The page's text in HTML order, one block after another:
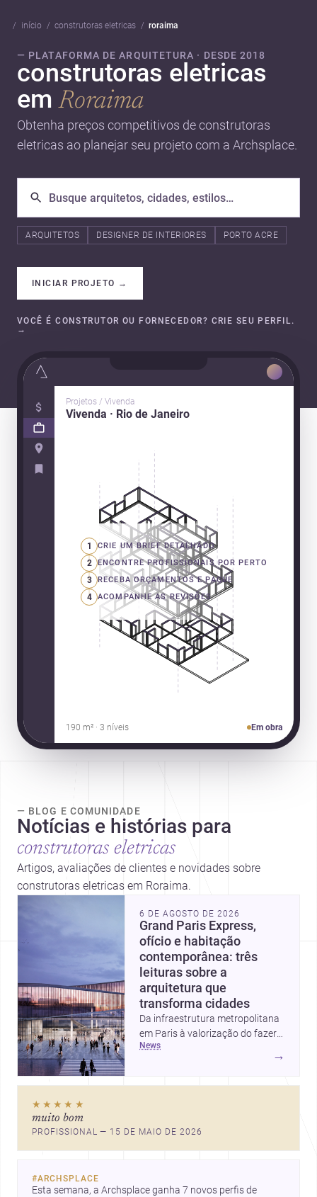
início construtoras eletricas roraima
— PLATAFORMA DE ARQUITETURA · DESDE 2018
construtoras eletricas
emRoraima
Obtenha preços competitivos de construtoras
eletricas ao planejar seu projeto com a Archsplace.
ARQUITETOS DESIGNER DE INTERIORES PORTO ACRE
INICIAR PROJETO →
VOCÊ É CONSTRUTOR OU FORNECEDOR? CRIE SEU PERFIL.
→
Projetos / Vivenda
Vivenda · Rio de Janeiro
1 CRIE UM BRIEF DETALHADO
2 ENCONTRE PROFISSIONAIS POR PERTO
3 RECEBA ORÇAMENTOS E PAGUE
4 ACOMPANHE AS REVISÕES
190 m² · 3 níveis Em obra
— BLOG E COMUNIDADE
Notícias e histórias para
construtoras eletricas
Artigos, avaliações de clientes e novidades sobre
construtoras eletricas em Roraima.
6 DE AGOSTO DE 2026
Grand Paris Express,
ofício e habitação
contemporânea: três
leituras sobre a
arquitetura que
transforma cidades
Da infraestrutura metropolitana
em Paris à valorização do fazer
artesanal e à casa elevada da
inspirador para profissionais que
pensam cidade, construção e
news
→
★★★★★
muito bom
PROFISSIONAL — 15 DE MAIO DE 2026
#ARCHSPLACE
Esta semana, a Archsplace ganha 7 novos perfis de